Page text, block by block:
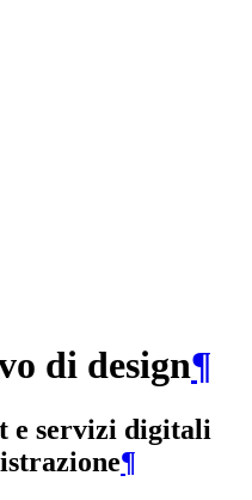
di design¶
e servizi digitali
¶